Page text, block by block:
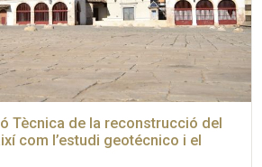
Tècnica de la reconstrucció del
com l’estudi geotécnico i el